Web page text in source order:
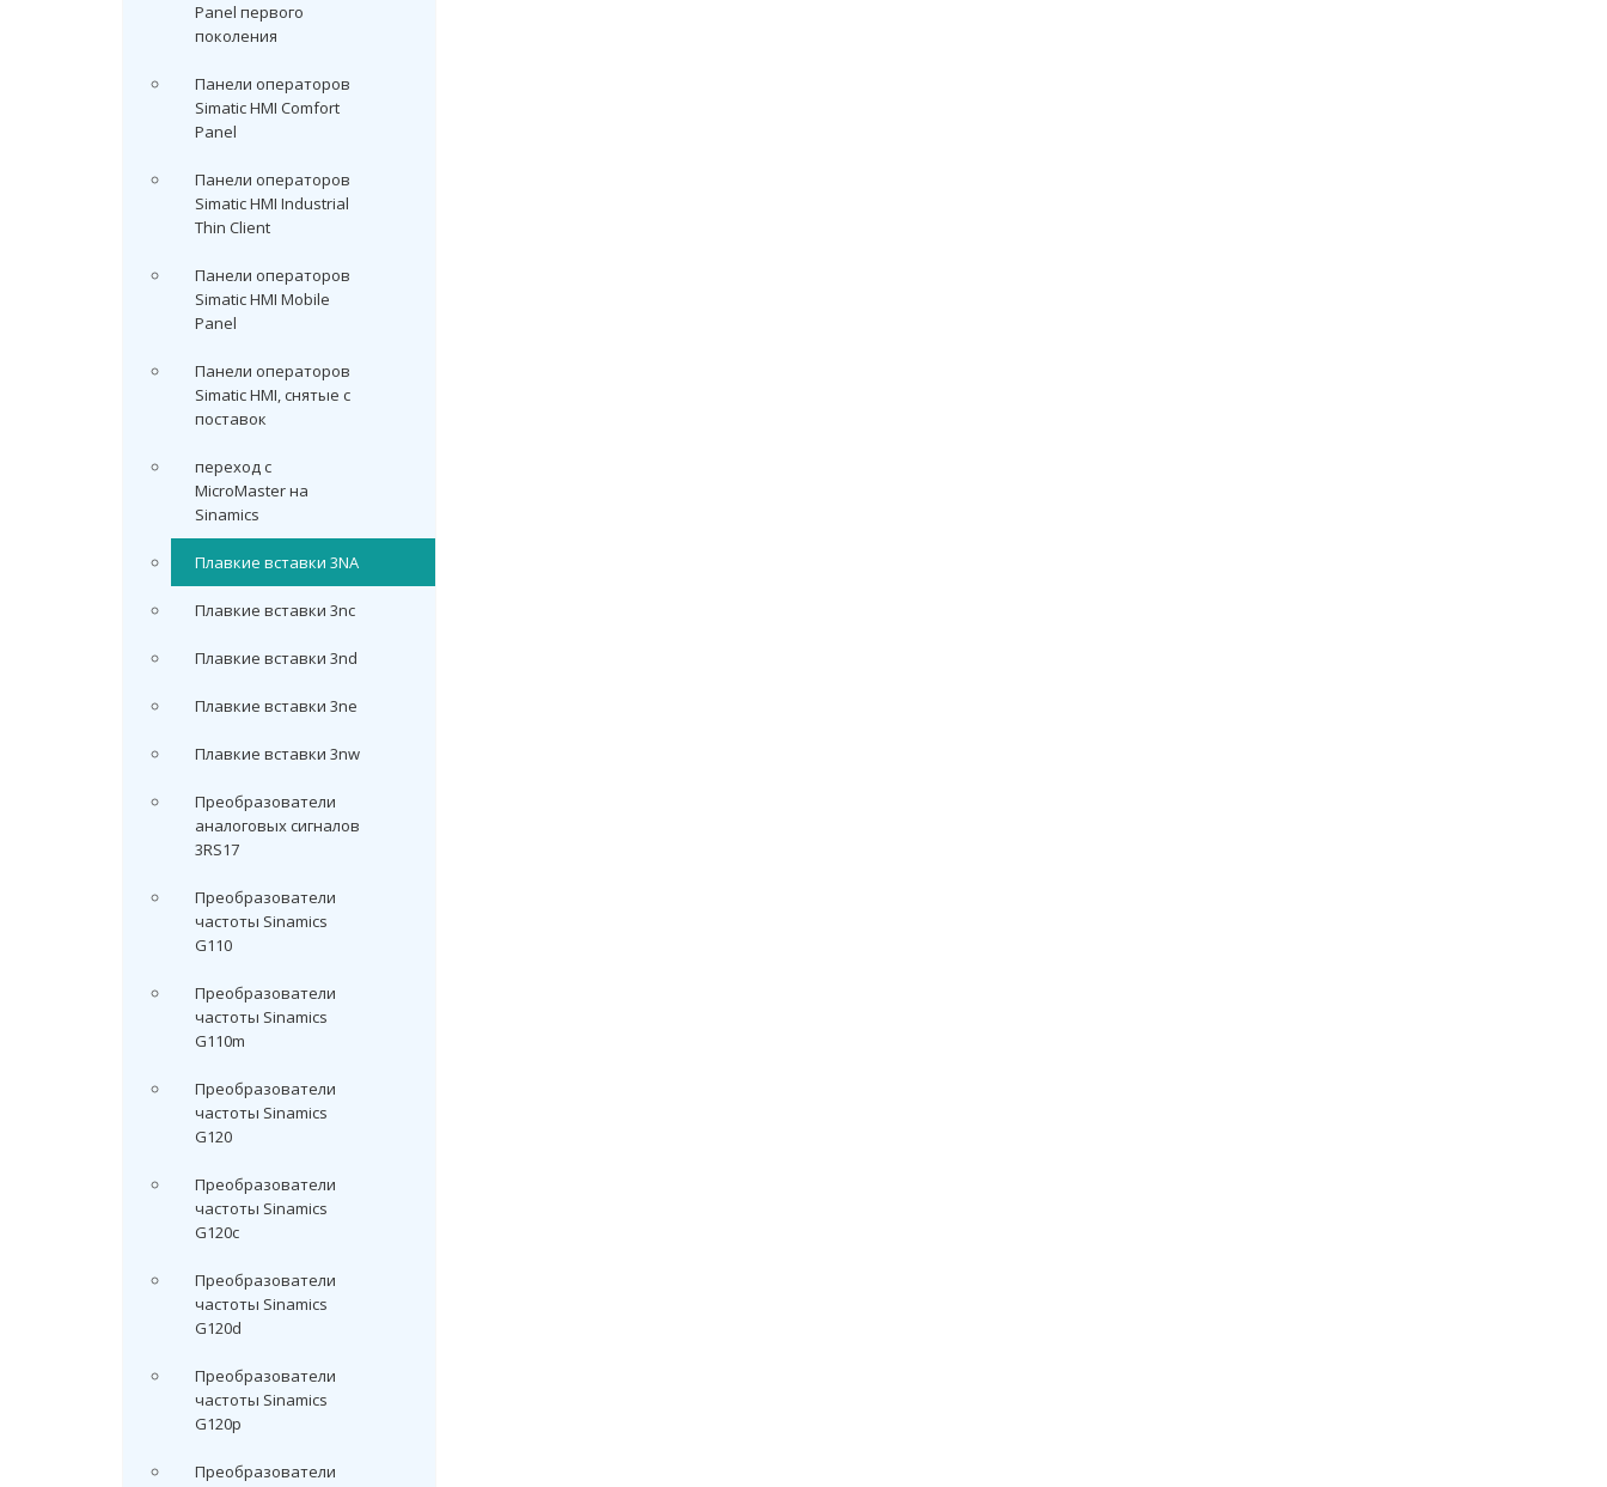
Panel первого
поколения
Панели операторов
Simatic HMI Comfort
Panel
Панели операторов
Simatic HMI Industrial
Thin Client
Панели операторов
Simatic HMI Mobile
Panel
Панели операторов
Simatic HMI, снятые с
поставок
переход с
MicroMaster на
Sinamics
Плавкие вставки 3NA
Плавкие вставки 3nc
Плавкие вставки 3nd
Плавкие вставки 3ne
Плавкие вставки 3nw
Преобразователи
аналоговых сигналов
3RS17
Преобразователи
частоты Sinamics
G110
Преобразователи
частоты Sinamics
G110m
Преобразователи
частоты Sinamics
G120
Преобразователи
частоты Sinamics
G120c
Преобразователи
частоты Sinamics
G120d
Преобразователи
частоты Sinamics
G120p
Преобразователи